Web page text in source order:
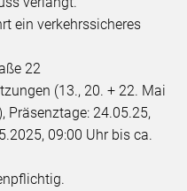
ein verkehrssicheres
22
(13., 20. + 22. Mai
Präsenztage: 24.05.25,
09:00 Uhr bis ca.